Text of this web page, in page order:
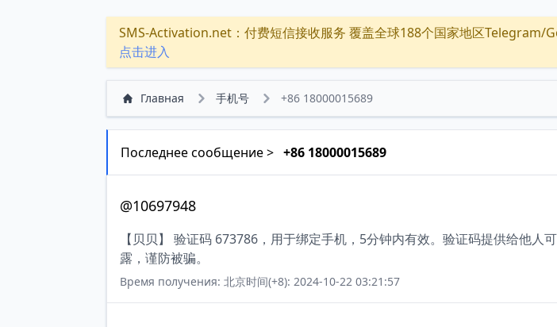
SMS-Activation.net：付费短信接收服务 覆盖全球188个国家地区
点击进入
Главная 手机号 +86 18000015689
Последнее сообщение > +86 18000015689
@10697948
【贝贝】 验证码 673786，用于绑定手机，5分钟内有效。验证码提供给他人
露，谨防被骗。
Время получения: 北京时间(+8): 2024-10-22 03:21:57